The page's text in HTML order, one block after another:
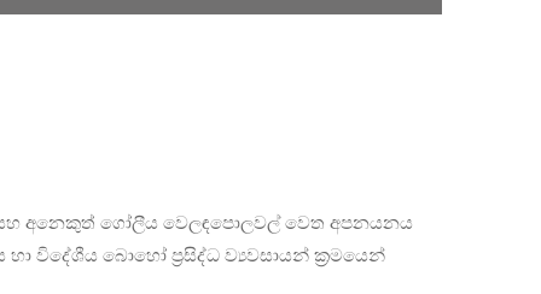
සහ අනෙකුත් ගෝලීය වෙලඳපොලවල් වෙත අපනයනය
විදේශීය බොහෝ ප්‍රසිද්ධ ව්‍යවසායන් ක්‍රමයෙන්